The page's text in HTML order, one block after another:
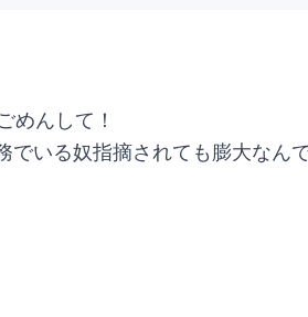
めんして！
でいる奴指摘されても膨大なん